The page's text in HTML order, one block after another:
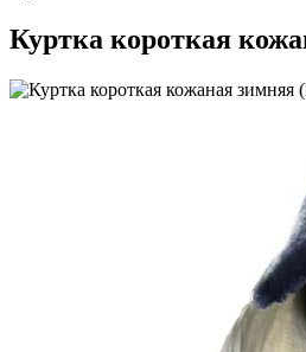
Куртка короткая